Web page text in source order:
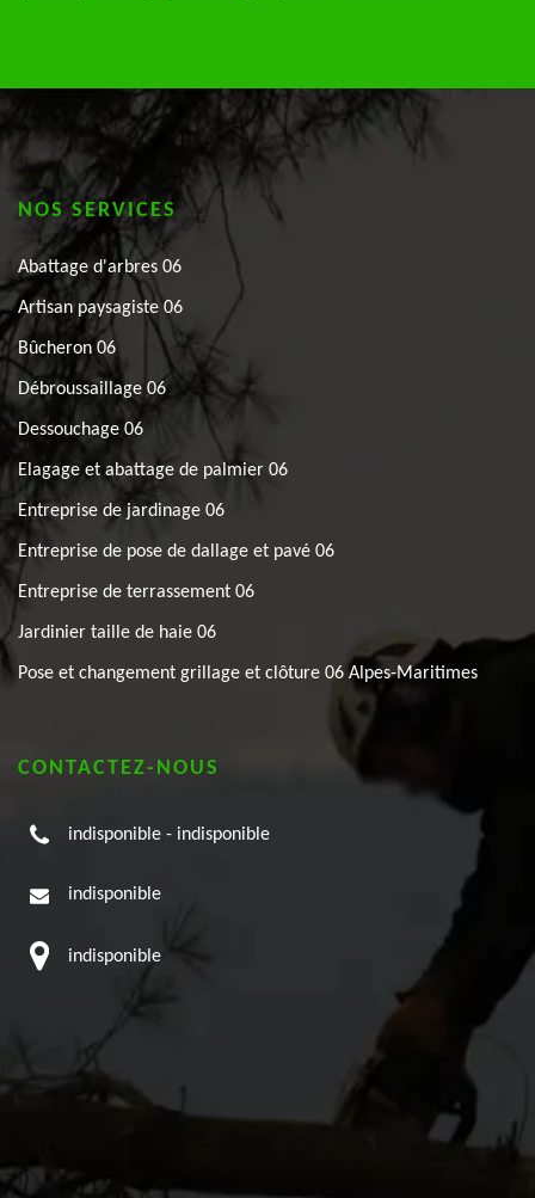
NOS SERVICES
Abattage d'arbres 06
Artisan paysagiste 06
Bûcheron 06
Débroussaillage 06
Dessouchage 06
Elagage et abattage de palmier 06
Entreprise de jardinage 06
Entreprise de pose de dallage et pavé 06
Entreprise de terrassement 06
Jardinier taille de haie 06
Pose et changement grillage et clôture 06 Alpes-Maritimes
CONTACTEZ-NOUS
indisponible - indisponible
indisponible
indisponible